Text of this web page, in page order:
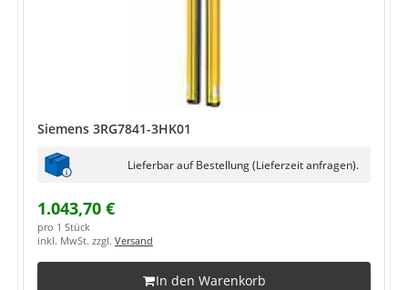
Siemens 3RG7841-3HK01
Lieferbar auf Bestellung (Lieferzeit anfragen).
1.043,70 €
pro 1 Stück
inkl. MwSt. zzgl. Versand
In den Warenkorb